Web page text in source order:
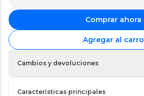
Comprar ahora
Agregar al carro
Cambios y devoluciones
Características principales